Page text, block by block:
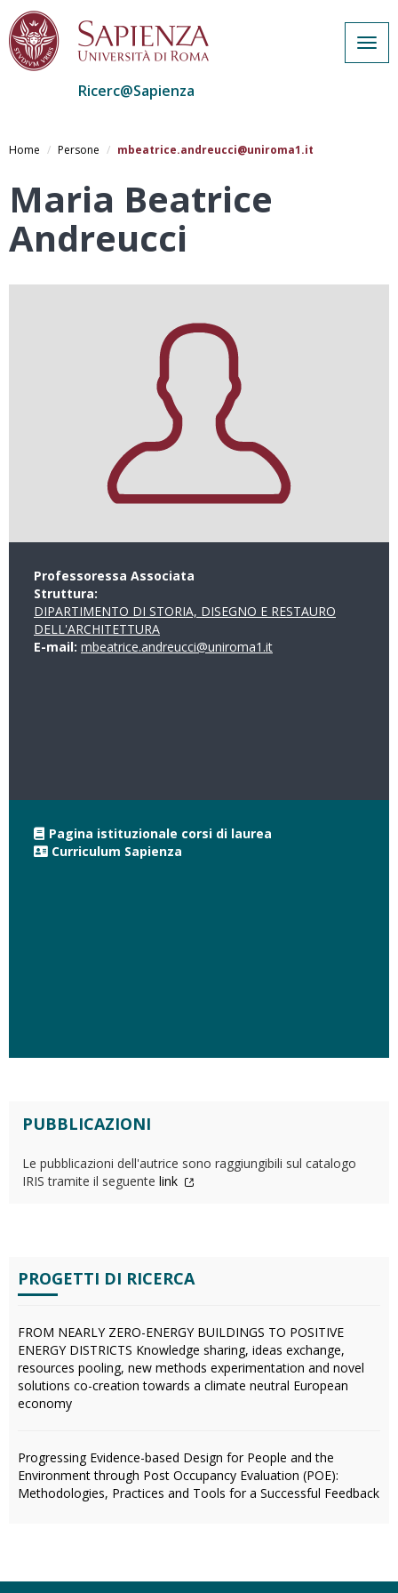
al
Ricerc@Sapienza
Home Persone mbeatrice.andreucci@uniroma1.it
Maria Beatrice
Andreucci
Professoressa Associata
Struttura:
DIPARTIMENTO DI STORIA, DISEGNO E RESTAURO
DELL'ARCHITETTURA
E-mail: mbeatrice.andreucci@uniroma1.it
Pagina istituzionale corsi di laurea
Curriculum Sapienza
PUBBLICAZIONI
Le pubblicazioni dell'autrice sono raggiungibili sul catalogo
IRIS tramite il seguente link
PROGETTI DI RICERCA
FROM NEARLY ZERO-ENERGY BUILDINGS TO POSITIVE
ENERGY DISTRICTS Knowledge sharing, ideas exchange,
resources pooling, new methods experimentation and novel
solutions co-creation towards a climate neutral European
economy
Progressing Evidence-based Design for People and the
Environment through Post Occupancy Evaluation (POE):
Methodologies, Practices and Tools for a Successful Feedback